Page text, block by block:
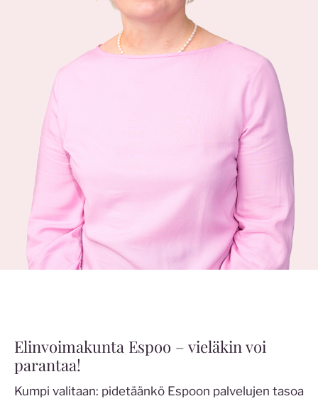
Elinvoimakunta Espoo – vieläkin voi
parantaa!
Kumpi valitaan: pidetäänkö Espoon palvelujen tasoa